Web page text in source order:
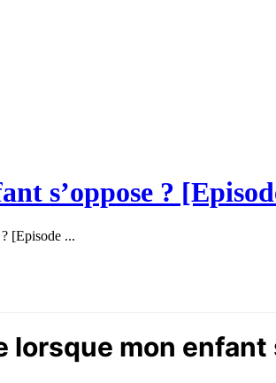
s’oppose ?
[Episode ...